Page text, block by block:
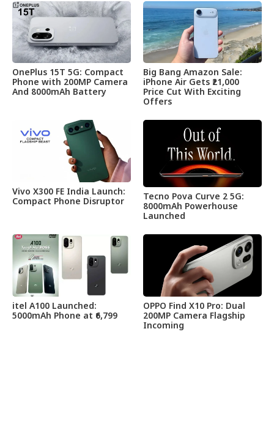
OnePlus 15T 5G: Compact
Phone with 200MP Camera
And 8000mAh Battery
Big Bang Amazon Sale:
iPhone Air Gets ₹21,000
Price Cut With Exciting
Offers
Vivo X300 FE India Launch:
Compact Phone Disruptor
Tecno Pova Curve 2 5G:
8000mAh Powerhouse
Launched
itel A100 Launched:
5000mAh Phone at ₹6,799
OPPO Find X10 Pro: Dual
200MP Camera Flagship
Incoming